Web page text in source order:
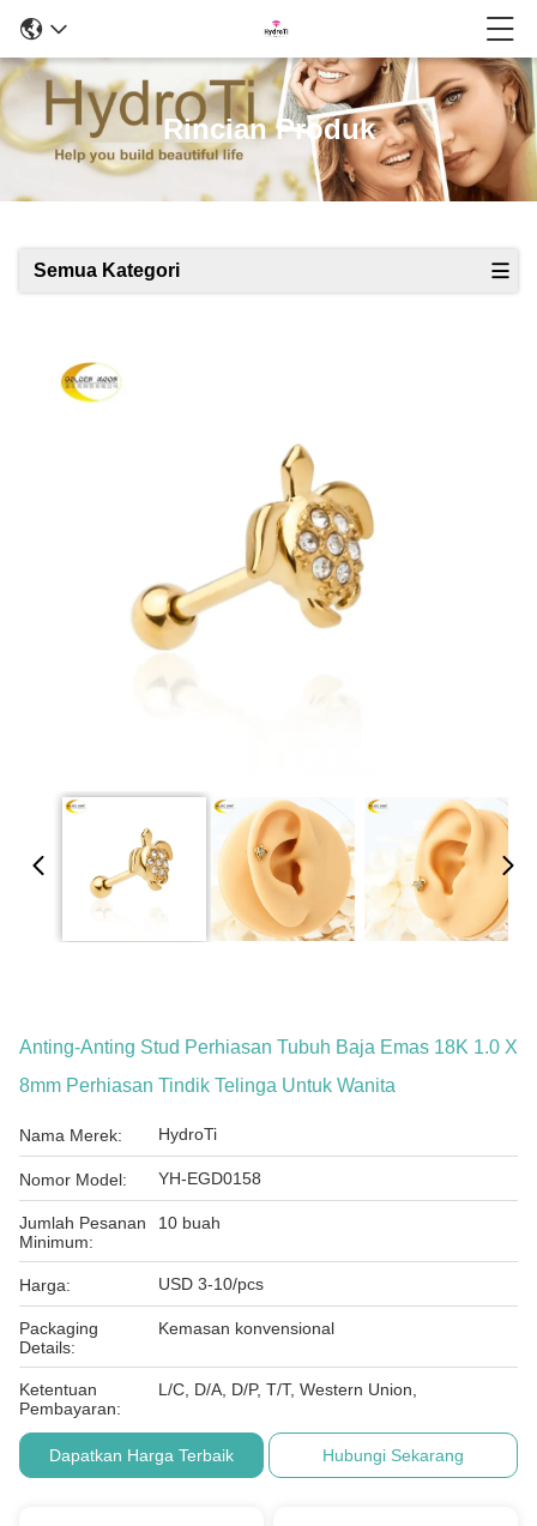
Rincian Produk
Semua Kategori
Anting-Anting Stud Perhiasan Tubuh Baja Emas 18K 1.0 X
8mm Perhiasan Tindik Telinga Untuk Wanita
Nama Merek: HydroTi
Nomor Model: YH-EGD0158
Jumlah Pesanan
Minimum:
10 buah
Harga: USD 3-10/pcs
Packaging
Details:
Kemasan konvensional
Ketentuan
Pembayaran:
L/C, D/A, D/P, T/T, Western Union,
Dapatkan Harga Terbaik Hubungi Sekarang